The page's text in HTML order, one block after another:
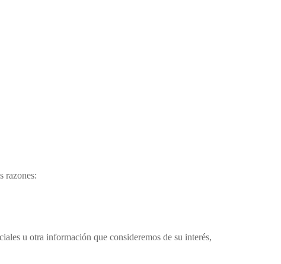
razones:
u otra información que consideremos de su interés,